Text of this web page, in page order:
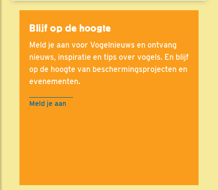
Blijf op de hoogte
Meld je aan voor Vogelnieuws en ontvang
nieuws, inspiratie en tips over vogels. En blijf
op de hoogte van beschermingsprojecten en
evenementen.
Meld je aan